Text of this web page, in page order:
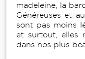
madeleine, la
Généreuses et
sont pas moins
et surtout, elles
dans nos plus